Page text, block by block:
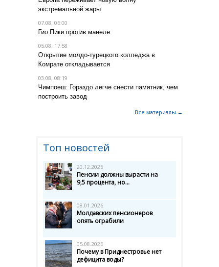
экстремальной жары
07.08, 06:00
Гио Пики против манеле
05.08, 17:58
Открытие молдо-турецкого колледжа в
Комрате откладывается
03.08, 08:19
Чимпоеш: Гораздо легче снести памятник, чем
построить завод
Все материалы →
Топ новостей
20.12.2025
Пенсии должны вырасти на
9,5 процента, но...
08.01.2026
Молдавских пенсионеров
опять ограбили
05.08.2026
Почему в Приднестровье нет
дефицита воды?